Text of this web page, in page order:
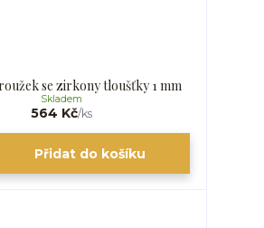
se zirkony tloušťky 1 mm
564 Kč/ks
Skladem
Přidat do košíku